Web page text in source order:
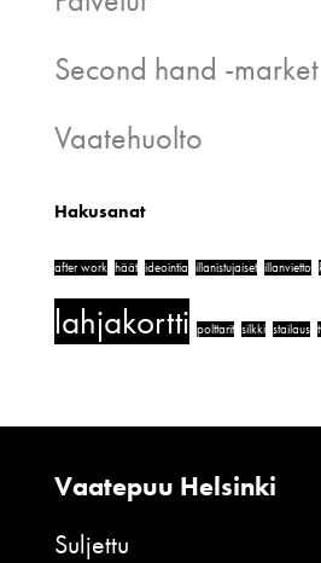
Second hand -market
Vaatehuolto
Hakusanat
after work häät ideointia illanistujaiset illanvietto
lahjakortti polttarit silkki stailaus
Vaatepuu Helsinki
Suljettu